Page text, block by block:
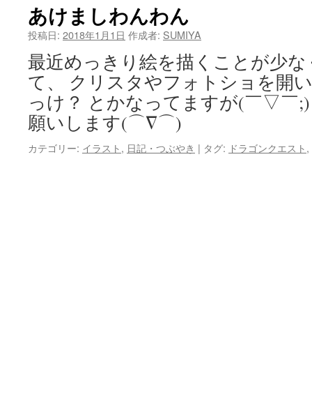
あけましわんわん
投稿日: 2018年1月1日 作成者: SUMIYA
最近めっきり絵を描くことが少
て、 クリスタやフォトショを開
っけ？ とかなってますが(￣▽￣
願いします(⌒∇⌒)
カテゴリー: イラスト, 日記・つぶやき | タグ: ドラゴンクエスト,